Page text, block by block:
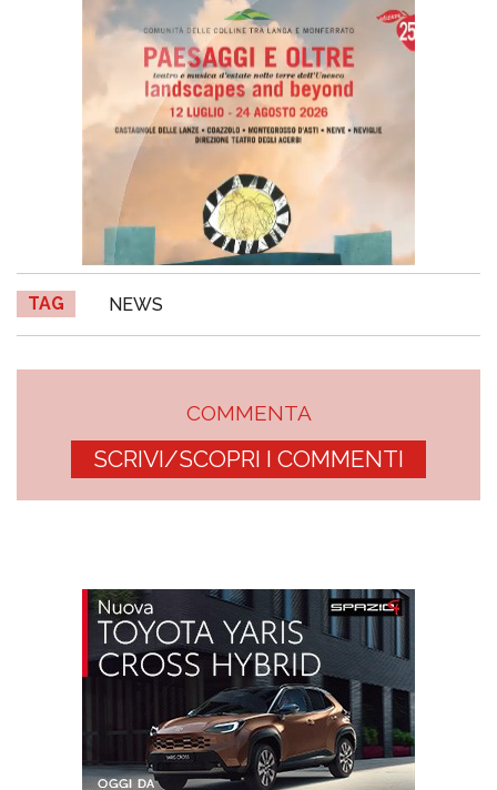
TAG NEWS
COMMENTA
SCRIVI/SCOPRI I COMMENTI